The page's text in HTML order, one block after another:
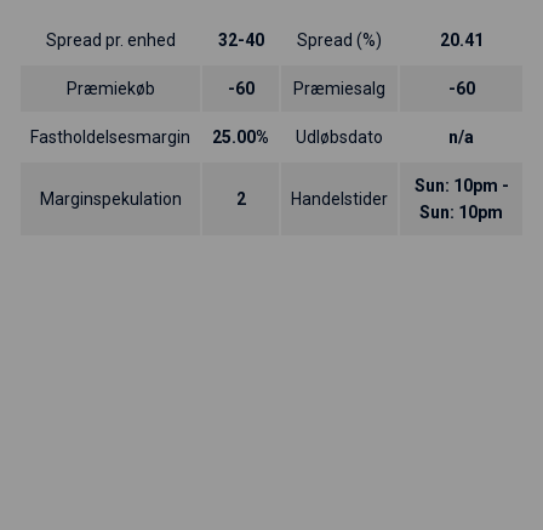
Spread pr. enhed 32-40 Spread (%) 20.41
Præmiekøb -60 Præmiesalg -60
Fastholdelsesmargin 25.00% Udløbsdato n/a
Marginspekulation 2 Handelstider
Sun: 10pm -
Sun: 10pm